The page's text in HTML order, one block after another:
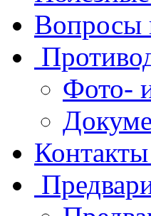
Вопросы
Фото-